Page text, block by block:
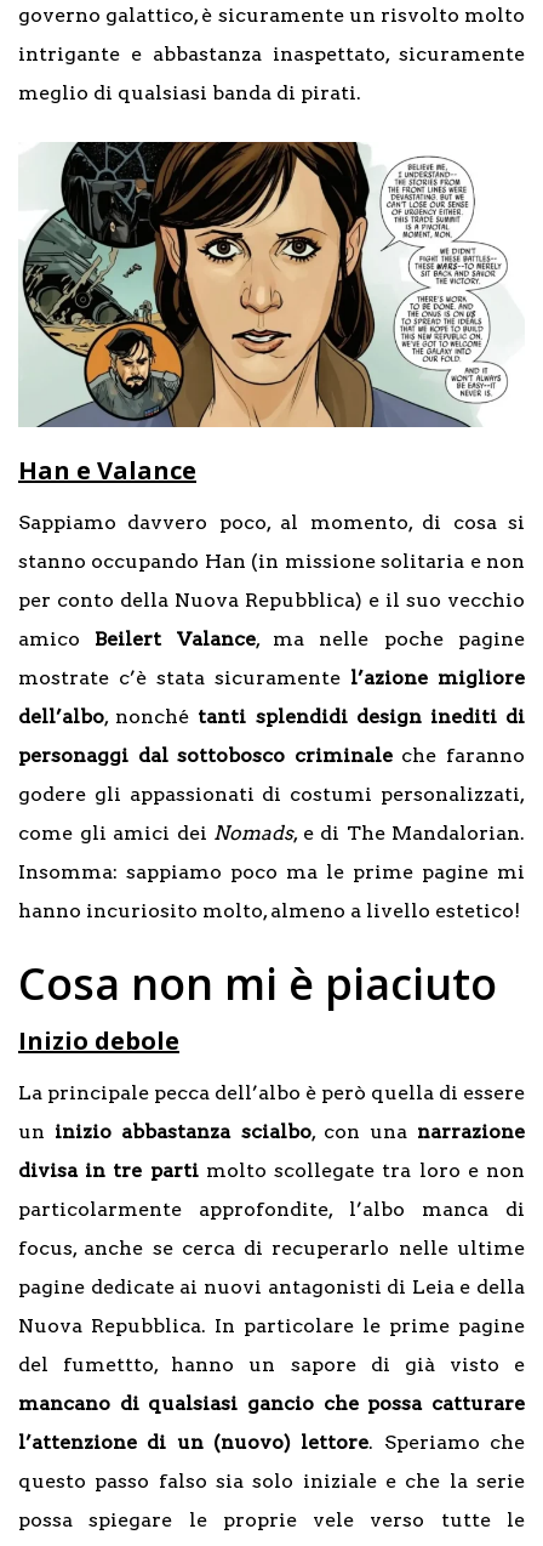
governo galattico, è sicuramente un risvolto molto
intrigante e abbastanza inaspettato, sicuramente
meglio di qualsiasi banda di pirati.
Han e Valance
Sappiamo davvero poco, al momento, di cosa si
stanno occupando Han (in missione solitaria e non
per conto della Nuova Repubblica) e il suo vecchio
amico Beilert Valance, ma nelle poche pagine
mostrate c’è stata sicuramente l’azione migliore
dell’albo, nonché tanti splendidi design inediti di
personaggi dal sottobosco criminaleche faranno
godere gli appassionati di costumi personalizzati,
come gli amici dei Nomads, e di The Mandalorian.
Insomma: sappiamo poco ma le prime pagine mi
hanno incuriosito molto, almeno a livello estetico!
Cosa non mi è piaciuto
Inizio debole
La principale pecca dell’albo è però quella di essere
un inizio abbastanza scialbo, con una narrazione
divisa in tre partimolto scollegate tra loro e non
particolarmente approfondite, l’albo manca di
focus, anche se cerca di recuperarlo nelle ultime
pagine dedicate ai nuovi antagonisti di Leia e della
Nuova Repubblica. In particolare le prime pagine
del fumettto, hanno un sapore di già visto e
mancano di qualsiasi gancio che possa catturare
l’attenzione di un (nuovo) lettore. Speriamo che
questo passo falso sia solo iniziale e che la serie
possa spiegare le proprie vele verso tutte le